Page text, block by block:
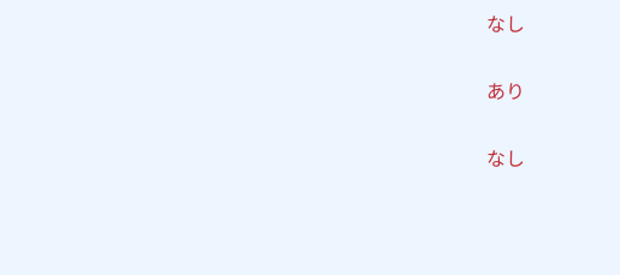
なし
あり
なし